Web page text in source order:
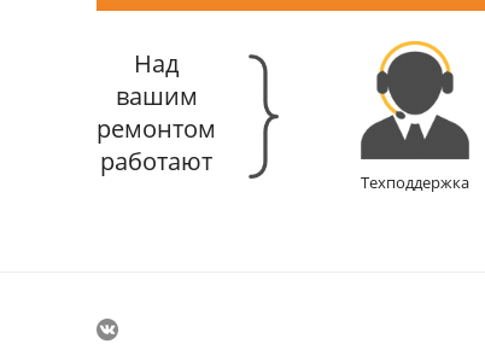
Над
вашим
ремонтом
работают
Техподдержка